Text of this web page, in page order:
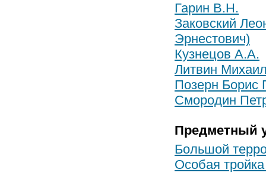
Гарин В.Н.
Заковский
Эрнестович)
Кузнецов А.А.
Литвин
Позерн Борис
Смородин
Предметный
Большой
Особая